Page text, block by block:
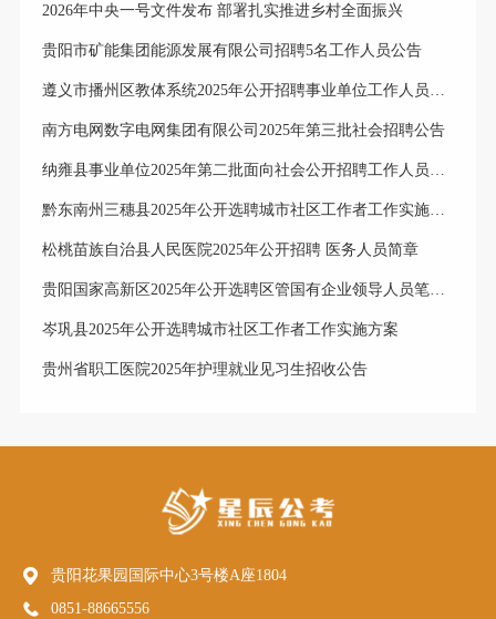
2026年中央一号文件发布 部署扎实推进乡村全面振兴
贵阳市矿能集团能源发展有限公司招聘5名工作人员公告
南方电网数字电网集团有限公司2025年第三批社会招聘公告
黔东南州三穗县2025年公开选聘城市社区工作者工作实施方案
松桃苗族自治县人民医院2025年公开招聘 医务人员简章
贵阳国家高新区2025年公开选聘区管国有企业领导人员笔试成绩排名、笔试合格分数线及资格复审公告
岑巩县2025年公开选聘城市社区工作者工作实施方案
贵州省职工医院2025年护理就业见习生招收公告
贵阳花果园国际中心3号楼A座1804
0851-88665556